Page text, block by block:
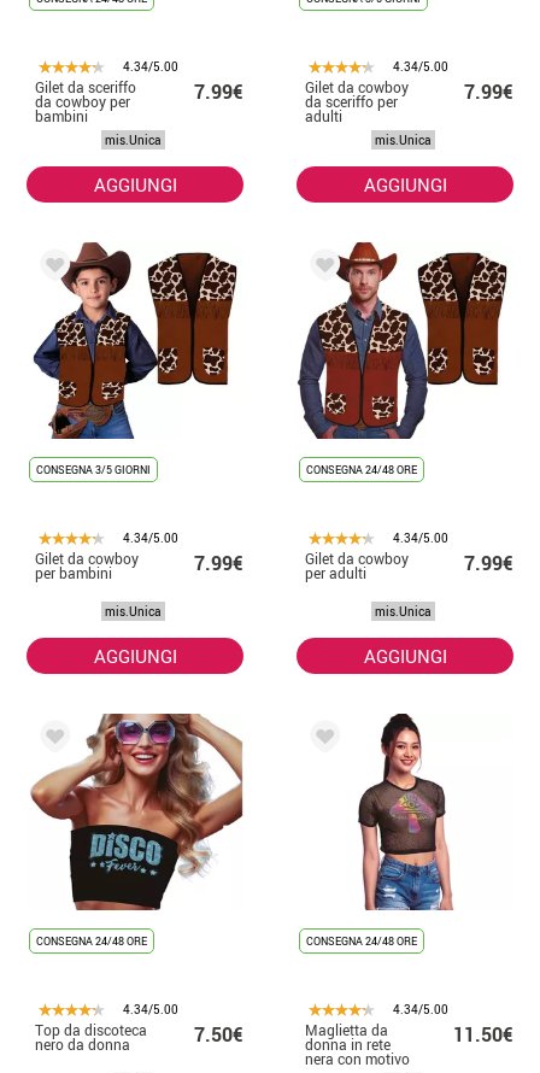
4.34/5.00
Gilet da sceriffo
da cowboy per
bambini
7.99€
mis.Unica
AGGIUNGI
4.34/5.00
Gilet da cowboy
da sceriffo per
adulti
7.99€
mis.Unica
AGGIUNGI
CONSEGNA 3/5 GIORNI
4.34/5.00
Gilet da cowboy
per bambini 7.99€
mis.Unica
AGGIUNGI
CONSEGNA 24/48 ORE
4.34/5.00
Gilet da cowboy
per adulti 7.99€
mis.Unica
AGGIUNGI
CONSEGNA 24/48 ORE
4.34/5.00
Top da discoteca
nero da donna 7.50€
CONSEGNA 24/48 ORE
4.34/5.00
Maglietta da
donna in rete
nera con motivo
11.50€